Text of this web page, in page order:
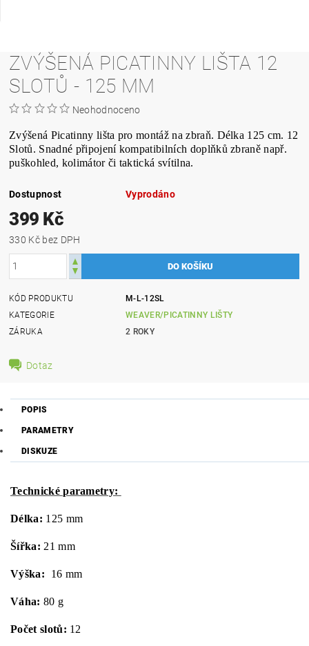
ZVÝŠENÁ PICATINNY LIŠTA 12
SLOTŮ - 125 MM
Neohodnoceno
Zvýšená Picatinny lišta pro montáž na zbraň. Délka 125 cm. 12
Slotů. Snadné připojení kompatibilních doplňků zbraně např.
puškohled, kolimátor či taktická svítilna.
Dostupnost Vyprodáno
399 Kč
330 Kč bez DPH
KÓD PRODUKTU
M-L-12SL
KATEGORIE
WEAVER/PICATINNY LIŠTY
ZÁRUKA
2 ROKY
Dotaz
POPIS
PARAMETRY
DISKUZE
Technické parametry:
Délka: 125 mm
Šířka: 21 mm
Výška: 16 mm
Váha: 80 g
Počet slotů: 12